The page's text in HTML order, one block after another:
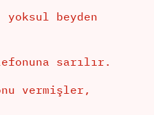
beyden
sarılır.
vermişler,